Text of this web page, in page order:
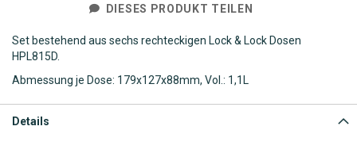
DIESES PRODUKT TEILEN
Set bestehend aus sechs rechteckigen Lock & Lock Dosen
HPL815D.
Abmessung je Dose: 179x127x88mm, Vol.: 1,1L
Details